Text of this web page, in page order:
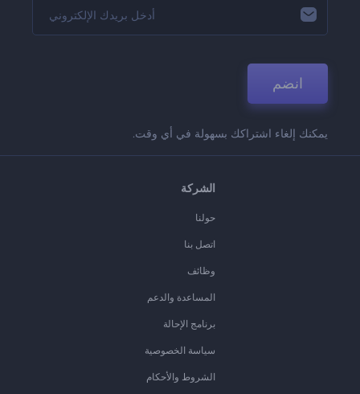
انضم
يمكنك إلغاء اشتراكك بسهولة في أي وقت.
الشركة
حولنا
اتصل بنا
وظائف
المساعدة والدعم
برنامج الإحالة
سياسة الخصوصية
الشروط والأحكام